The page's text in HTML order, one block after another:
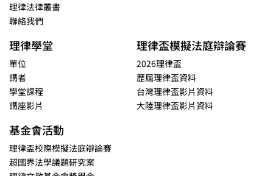
理律法律叢書
聯絡我們
理律學堂
單位
講者
學堂課程
講座影片
理律盃模擬法庭辯論賽
2026理律盃
歷屆理律盃資料
台灣理律盃影片資料
大陸理律盃影片資料
基金會活動
理律盃校際模擬法庭辯論賽
超國界法學議題研究案